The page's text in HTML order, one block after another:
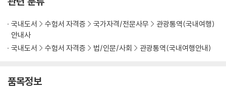
기출예상문제
Chapter 4 국제회의산업 육성에 관한 법률
03. 국제회의산업 육성기본계획
국내도서 수험서 자격증 국가자격/전문사무
관광통역(국내여행)
안내사
국내도서
수험서 자격증 법/인문/사회 관광통역(국내여행안내)
품목정보